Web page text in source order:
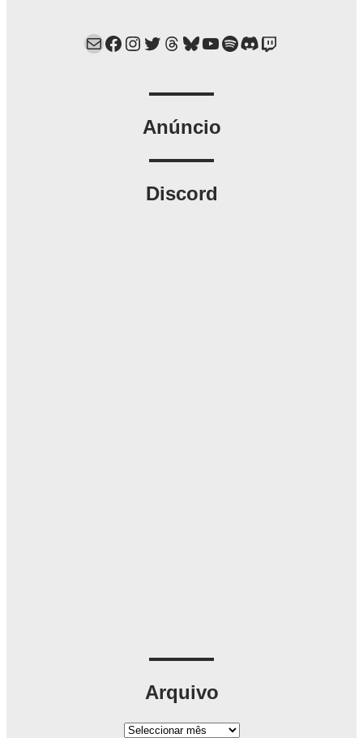
Mail Facebook Instagram Twitter Threads Bluesky YouTube Spotify Discord Twitch
Anúncio
Discord
Arquivo
A